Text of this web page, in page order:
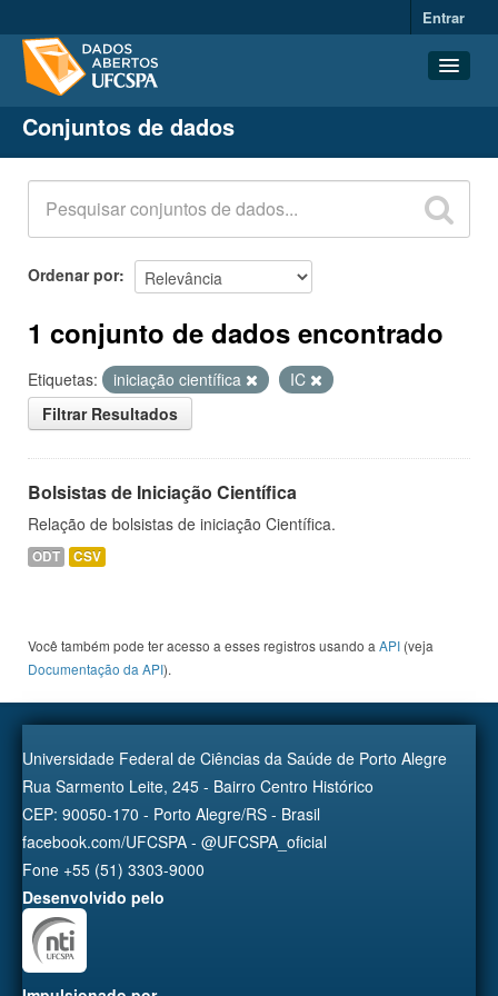
Entrar
Conjuntos de dados
Organizações
Grupos
Sobre
Conjuntos de dados
Ordenar por
1 conjunto de dados encontrado
Etiquetas: iniciação científica
IC
Filtrar Resultados
Bolsistas de Iniciação Científica
Relação de bolsistas de iniciação Científica.
ODT CSV
Você também pode ter acesso a esses registros usando a API (veja
Documentação da API).
Universidade Federal de Ciências da Saúde de Porto Alegre
Rua Sarmento Leite, 245 - Bairro Centro Histórico
CEP: 90050-170 - Porto Alegre/RS - Brasil
facebook.com/UFCSPA - @UFCSPA_oficial
Fone +55 (51) 3303-9000
Desenvolvido pelo